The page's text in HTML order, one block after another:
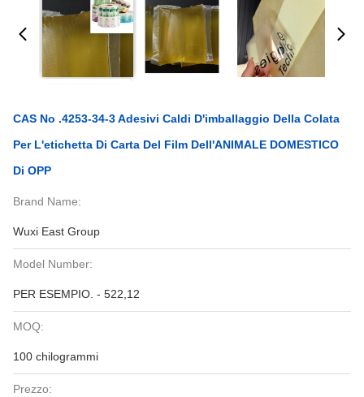
CAS No .4253-34-3 Adesivi Caldi D'imballaggio Della Colata
Per L'etichetta Di Carta Del Film Dell'ANIMALE DOMESTICO
Di OPP
Brand Name:
Wuxi East Group
Model Number:
PER ESEMPIO. - 522,12
MOQ:
100 chilogrammi
Prezzo: